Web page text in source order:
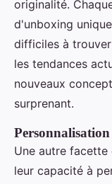
originalité.
d'unboxing
difficiles à
les tendances
nouveaux
surprenant.
Une autre
leur capacité à